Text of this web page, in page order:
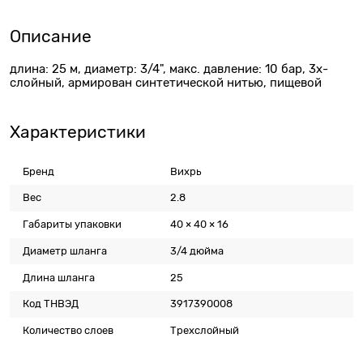
Описание
длина: 25 м, диаметр: 3/4", макс. давление: 10 бар, 3х-
слойный, армирован синтетической нитью, пищевой
Характеристики
Бренд Вихрь
Вес 2.8
Габариты упаковки 40 × 40 × 16
Диаметр шланга 3/4 дюйма
Длина шланга 25
Код ТНВЭД 3917390008
Количество слоев Трехслойный